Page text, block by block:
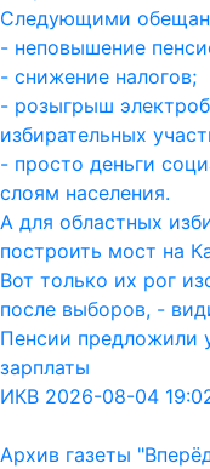
Следующими
- неповышение
- снижение налогов;
- розыгрыш
избирательных
- просто деньги
слоям населения.
А для областных
построить мост на
Вот только их рог
после выборов, -
Пенсии предложили
зарплаты
ИКВ 2026-08-04
Архив газеты